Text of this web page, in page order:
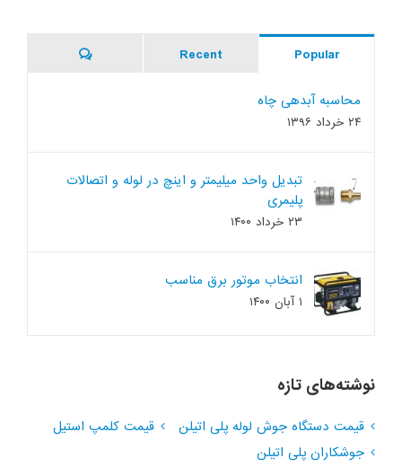
Popular
Recent
Comments
محاسبه آبدهی چاه
۲۴ خرداد ۱۳۹۶
تبدیل واحد میلیمتر و اینچ در لوله و اتصالات
پلیمری
۲۳ خرداد ۱۴۰۰
انتخاب موتور برق مناسب
۱ آبان ۱۴۰۰
نوشته‌های تازه
قیمت دستگاه جوش لوله پلی اتیلن
قیمت کلمپ استیل
جوشکاران پلی اتیلن